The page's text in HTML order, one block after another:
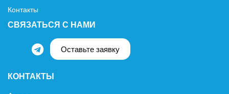
Контакты
СВЯЗАТЬСЯ С НАМИ
Оставьте заявку
КОНТАКТЫ